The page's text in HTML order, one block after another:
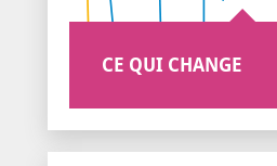
CE QUI CHANGE